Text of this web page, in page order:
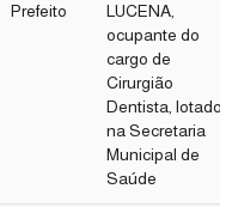
Prefeito
LUCENA,
ocupante do
cargo de
Cirurgião
Dentista, lotado
na Secretaria
Municipal de
Saúde